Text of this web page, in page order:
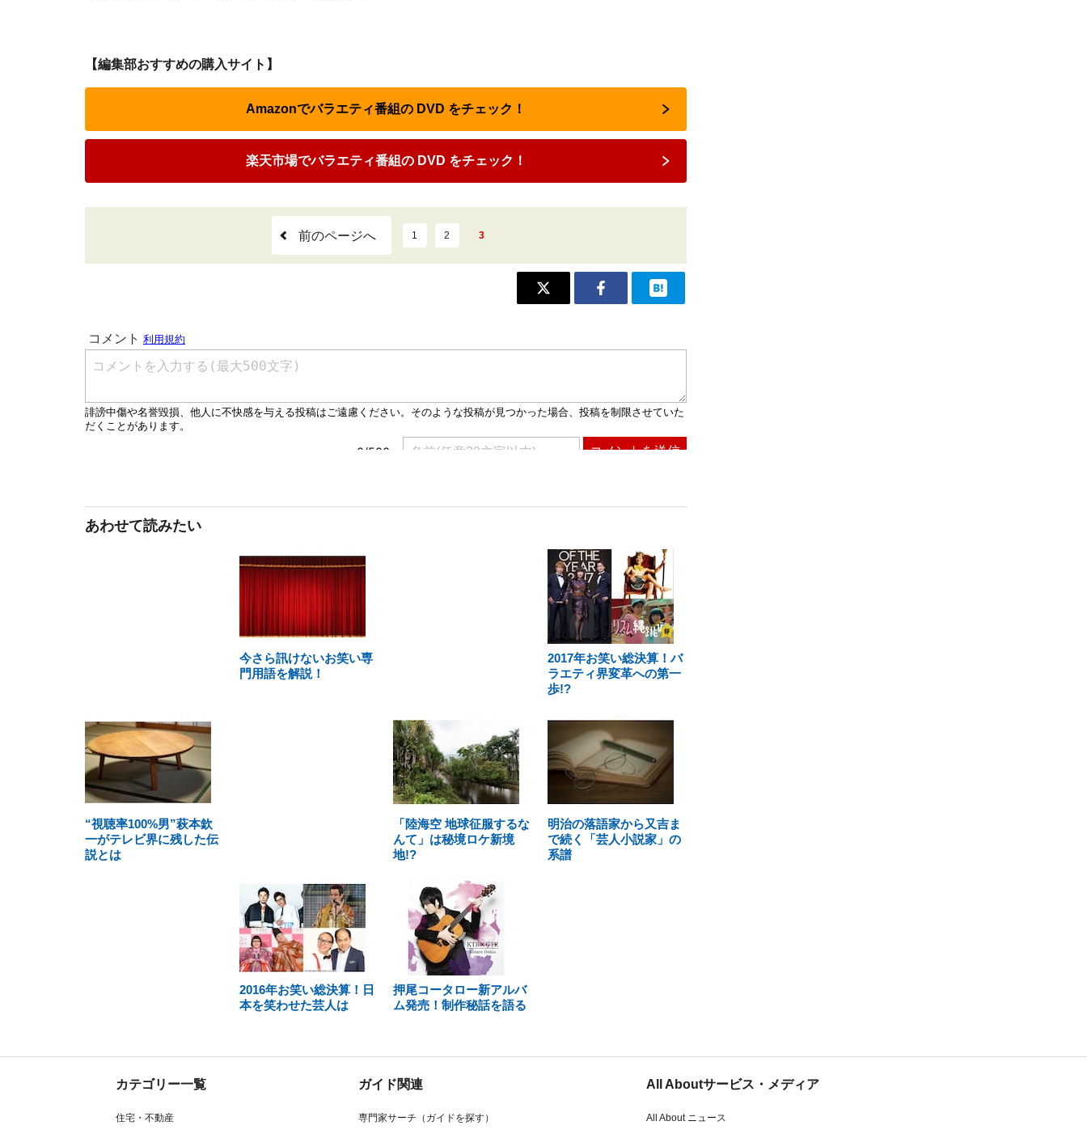
【編集部おすすめの購入サイト】
Amazonでバラエティ番組の DVD をチェック！
楽天市場でバラエティ番組の DVD をチェック！
前のページへ 1 2 3
あわせて読みたい
今さら訊けないお笑い専
門用語を解説！
2017年お笑い総決算！バ
ラエティ界変革への第一
歩!?
“視聴率100%男”萩本欽
一がテレビ界に残した伝
説とは
「陸海空 地球征服するな
んて」は秘境ロケ新境
地!?
明治の落語家から又吉ま
で続く「芸人小説家」の
系譜
2016年お笑い総決算！日
本を笑わせた芸人は
押尾コータロー新アルバ
ム発売！制作秘話を語る
カテゴリー一覧
住宅・不動産
ガイド関連
専門家サーチ（ガイドを探す）
All Aboutサービス・メディア
All About ニュース